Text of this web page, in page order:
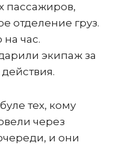
пассажиров,
отделение груз.
час.
экипаж за
тех, кому
через
и они